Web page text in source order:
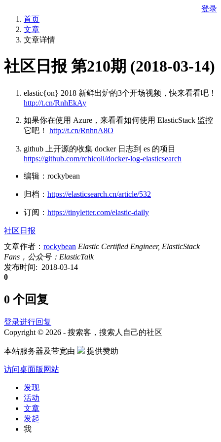
登录
首页
文章
文章详情
社区日报 第210期 (2018-03-14)
elastic{on} 2018 新鲜出炉的3个开场视频，快来看看吧！
http://t.cn/RnhEkAy
如果你在使用 Azure，来看看如何使用 ElasticStack 监控
它吧！ http://t.cn/RnhnA8O
github 上开源的收集 docker 日志到 es 的项目
https://github.com/rchicoli/docker-log-elasticsearch
编辑：rockybean
归档： https://elasticsearch.cn/article/532
订阅： https://tinyletter.com/elastic-daily
社区日报
文章作者： rockybean Elastic Certified Engineer, ElasticStack
Fans，公众号：ElasticTalk
发布时间: 2018-03-14
0
0 个回复
登录进行回复
Copyright © 2026 - 搜索客，搜索人自己的社区
本站服务器及带宽由 提供赞助
访问桌面版网站
发现
活动
文章
发起
我